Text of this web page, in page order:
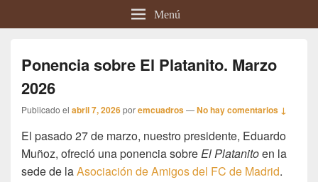
Menú
Ponencia sobre El Platanito. Marzo
2026
Publicado el abril 7, 2026poremcuadros—No hay comentarios ↓
El pasado 27 de marzo, nuestro presidente, Eduardo
Muñoz, ofreció una ponencia sobreEl Platanitoen la
sede de laAsociación de Amigos del FC de Madrid.